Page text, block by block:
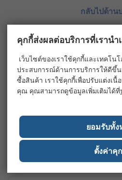
กลับไปด้าน
ลิงก์ที่เกี่ยวข้อง
Engineering Test &
Pressure Test &
Speed Test & Measurement
คุกกี้ส่งผลต่อบริการที่เราน
เว็บไซต์ของเราใช้คุกกี้และเทคโน
ประสบการณ์ด้านการบริการให้ดีขึ้
ซื้อสินค้า เราใช้คุกกี้เพื่อปรับแต่งเ
คุณ คุณสามารถดูข้อมูลเพิ่มเติมได้ที่
ยอมรับทั้
ตั้งค่าคุ